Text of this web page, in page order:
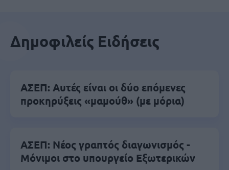
Δημοφιλείς Ειδήσεις
ΑΣΕΠ: Αυτές είναι οι δύο επόμενες
προκηρύξεις «μαμούθ» (με μόρια)
ΑΣΕΠ: Νέος γραπτός διαγωνισμός -
Μόνιμοι στο υπουργείο Εξωτερικών